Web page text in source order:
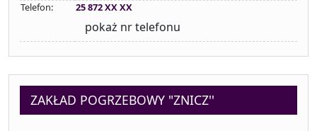
Telefon: 25 872 XX XX
pokaż nr telefonu
ZAKŁAD POGRZEBOWY "ZNICZ''